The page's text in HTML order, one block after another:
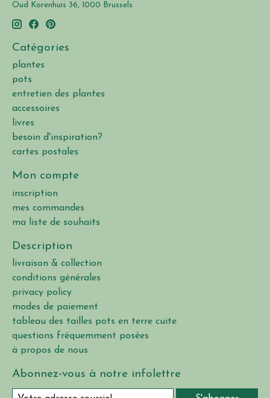
Oud Korenhuis 36, 1000 Brussels
Catégories
plantes
pots
entretien des plantes
accessoires
livres
besoin d'inspiration?
cartes postales
Mon compte
inscription
mes commandes
ma liste de souhaits
Description
livraison & collection
conditions générales
privacy policy
modes de paiement
tableau des tailles pots en terre cuite
questions fréquemment posées
à propos de nous
Abonnez-vous à notre infolettre